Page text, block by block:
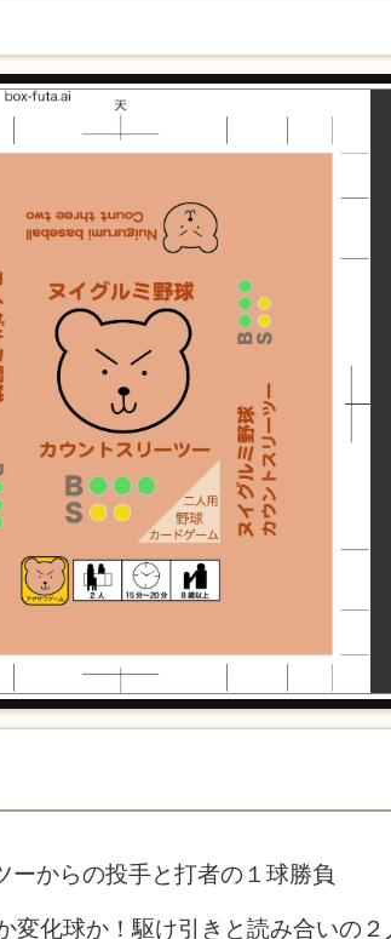
からの投手と打者の１球勝負
化球か！駆け引きと読み合いの２